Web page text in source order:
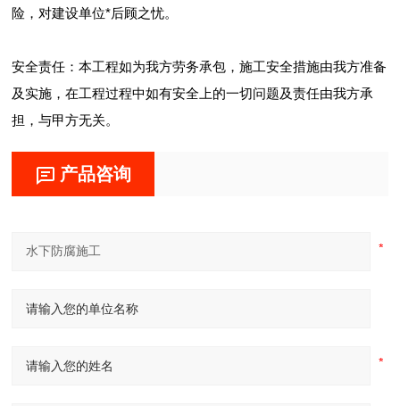
险，对建设单位*后顾之忧。
安全责任：本工程如为我方劳务承包，施工安全措施由我方准备
及实施，在工程过程中如有安全上的一切问题及责任由我方承
担，与甲方无关。
产品咨询